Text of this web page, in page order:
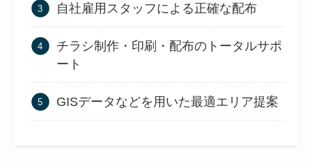
自社雇用スタッフによる正確な配布
チラシ制作・印刷・配布のトータルサポ
ート
GISデータなどを用いた最適エリア提案